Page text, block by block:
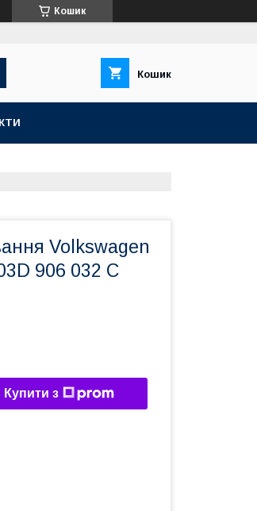
Кошик
Кошик
Volkswagen
906 032 C
Купити з